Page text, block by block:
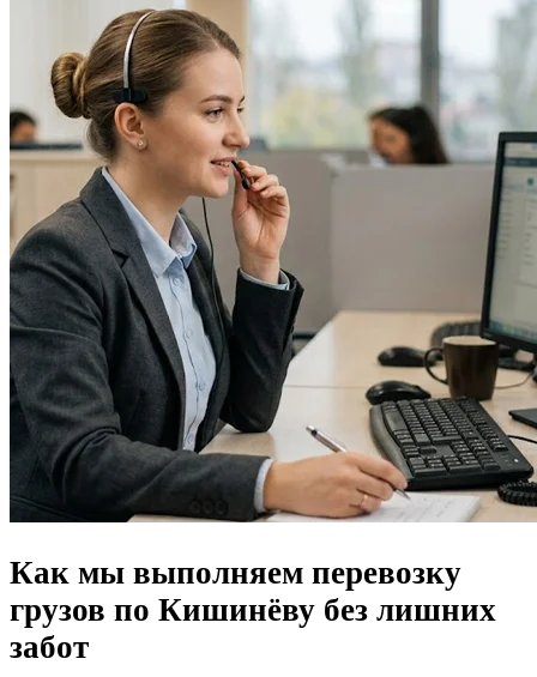
Как мы выполняем перевозку
грузов по Кишинёву без лишних
забот